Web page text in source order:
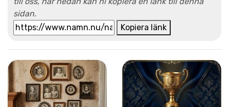
sidan.
Kopiera länk